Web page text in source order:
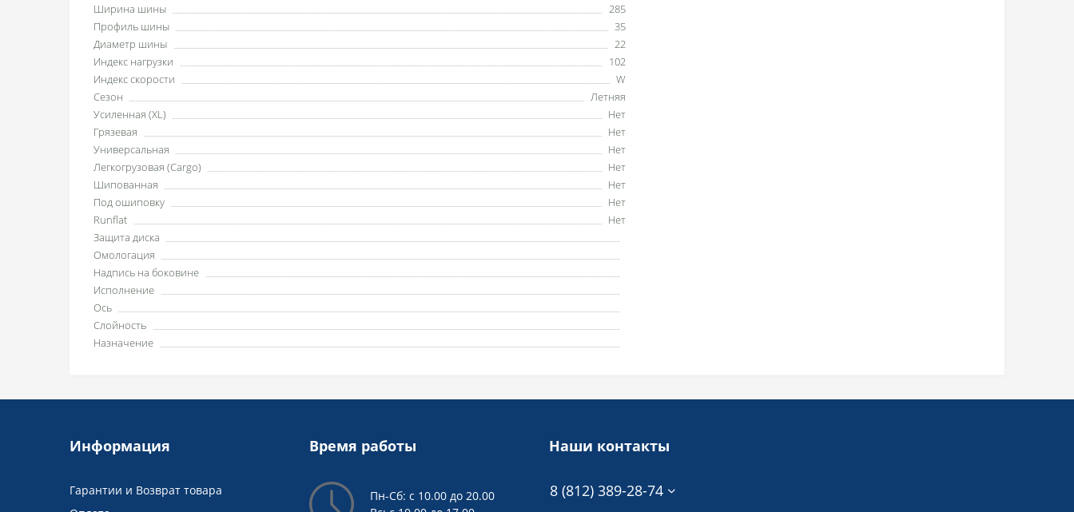
Ширина шины
285
Профиль шины
35
Диаметр шины
22
Индекс нагрузки
102
Индекс скорости
W
Сезон
Летняя
Усиленная (XL)
Нет
Грязевая
Нет
Универсальная
Нет
Легкогрузовая (Cargo)
Нет
Шипованная
Нет
Под ошиповку
Нет
Runflat
Нет
Защита диска
Омологация
Надпись на боковине
Исполнение
Ось
Слойность
Назначение
Информация
Гарантии и Возврат товара
Время работы
Пн-Сб: с 10.00 до 20.00
Наши контакты
8 (812) 389-28-74